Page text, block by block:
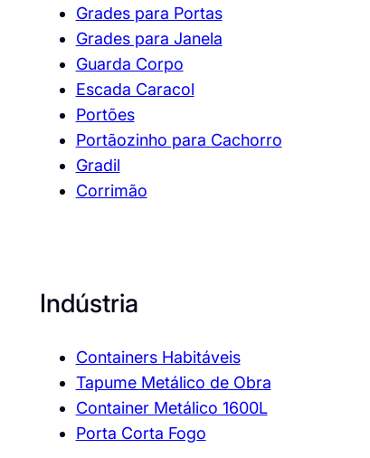
Grades para Portas
Grades para Janela
Guarda Corpo
Escada Caracol
Portões
Portãozinho para Cachorro
Gradil
Corrimão
Indústria
Containers Habitáveis
Tapume Metálico de Obra
Container Metálico 1600L
Porta Corta Fogo